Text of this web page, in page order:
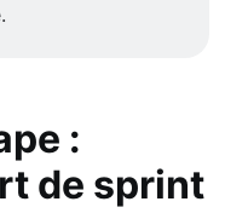
:
de sprint